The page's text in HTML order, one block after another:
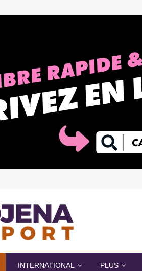
INTERNATIONAL PLUS